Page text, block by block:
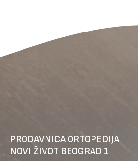
PRODAVNICA ORTOPEDIJA
NOVI ŽIVOT BEOGRAD 1